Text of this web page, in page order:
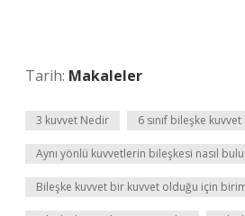
Tarih: Makaleler
3 kuvvet Nedir 6 sınıf bileşke
Aynı yönlü kuvvetlerin bileşkesi nasıl
Bileşke kuvvet bir kuvvet olduğu için